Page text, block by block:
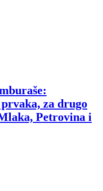
za drugo
Petrovina i